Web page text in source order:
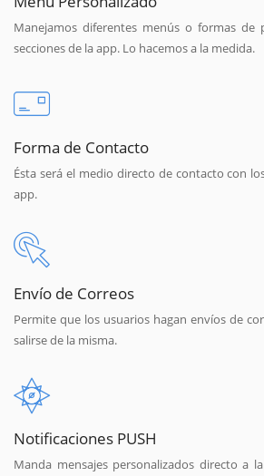
Manejamos diferentes menús o formas de
secciones de la app. Lo hacemos a la medida.
Forma de Contacto
Ésta será el medio directo de contacto con
app.
Envío de Correos
Permite que los usuarios hagan envíos de
salirse de la misma.
Notificaciones PUSH
Manda mensajes personalizados directo a